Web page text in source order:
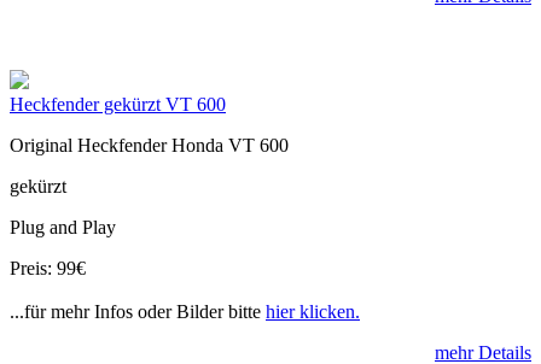
Heckfender gekürzt VT 600
Original Heckfender Honda VT 600
gekürzt
Plug and Play
Preis: 99€
...für mehr Infos oder Bilder bitte hier klicken.
mehr Details